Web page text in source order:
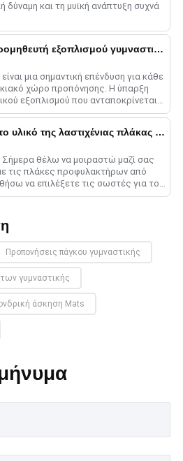
δύναμη και τη μυϊκή ανάπτυξη συχνά
Επιλογή του σωστού προμηθευτή εξοπλισμού γυμναστικής: Ο απόλυτος οδηγός
μια σημαντική επένδυση για κάθε
χώρο προπόνησης. Η ύπαρξη
εξοπλισμού που ανταποκρίνεται
σημασίας για το ......
Πώς να προσδιορίσετε το υλικό της λαστιχένιας πλάκας μπάρας?
Σήμερα θέλω να μοιραστώ μαζί σας
τις πλάκες προφυλακτήρων από
να επιλέξετε τις σωστές για τον
......
Προπονήσεις πάγκου γυμναστικής
γυμναστικής
άσκηση Mats